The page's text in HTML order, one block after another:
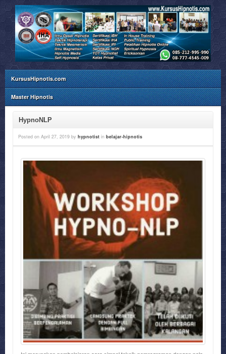
KursusHipnotis.com
Master Hipnotis
HypnoNLP
Posted on April 27, 2019 by hypnotist in belajar-hipnotis